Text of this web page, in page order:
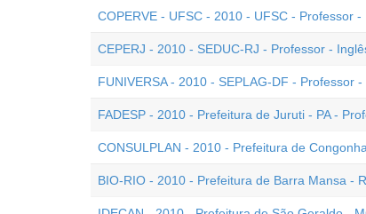
COPERVE - UFSC - 2010 - UFSC - Professor -
CEPERJ - 2010 - SEDUC-RJ - Professor -
FUNIVERSA - 2010 - SEPLAG-DF - Professor -
FADESP - 2010 - Prefeitura de Juruti - PA -
CONSULPLAN - 2010 - Prefeitura de
BIO-RIO - 2010 - Prefeitura de Barra Mansa -